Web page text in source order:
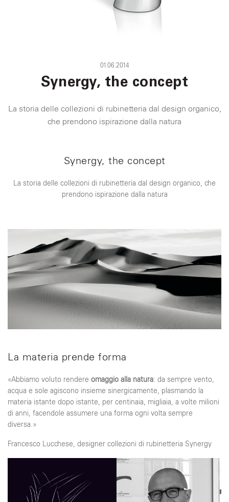
01.06.2014
Synergy, the concept
La storia delle collezioni di rubinetteria dal design organico,
che prendono ispirazione dalla natura
Synergy, the concept
La storia delle collezioni di rubinetteria dal design organico, che
prendono ispirazione dalla natura
La materia prende forma
«Abbiamo voluto rendere omaggio alla natura: da sempre vento,
acqua e sole agiscono insieme sinergicamente, plasmando la
materia istante dopo istante, per centinaia, migliaia, a volte milioni
di anni, facendole assumere una forma ogni volta sempre
diversa.»
Francesco Lucchese, designer collezioni di rubinetteria Synergy